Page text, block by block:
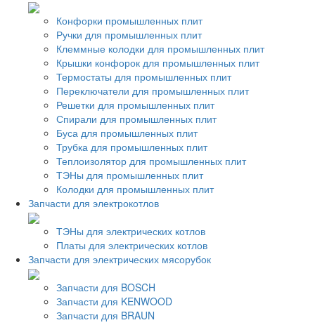
Конфорки промышленных плит
Ручки для промышленных плит
Клеммные колодки для промышленных плит
Крышки конфорок для промышленных плит
Термостаты для промышленных плит
Переключатели для промышленных плит
Решетки для промышленных плит
Спирали для промышленных плит
Буса для промышленных плит
Трубка для промышленных плит
Теплоизолятор для промышленных плит
ТЭНы для промышленных плит
Колодки для промышленных плит
Запчасти для электрокотлов
ТЭНы для электрических котлов
Платы для электрических котлов
Запчасти для электрических мясорубок
Запчасти для BOSCH
Запчасти для KENWOOD
Запчасти для BRAUN